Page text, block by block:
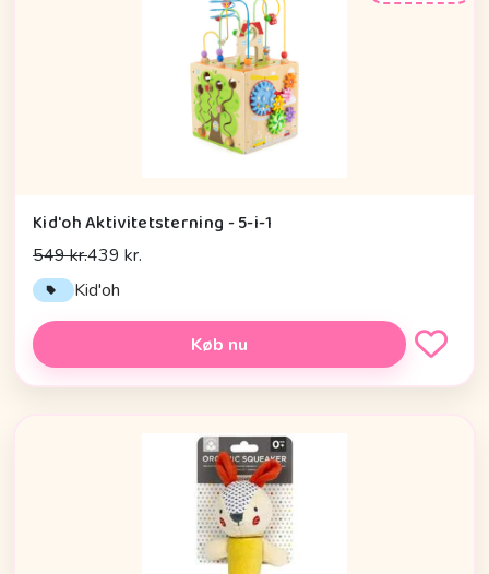
Kid'oh Aktivitetsterning - 5-i-1
549 kr.439 kr.
Kid'oh
Køb nu